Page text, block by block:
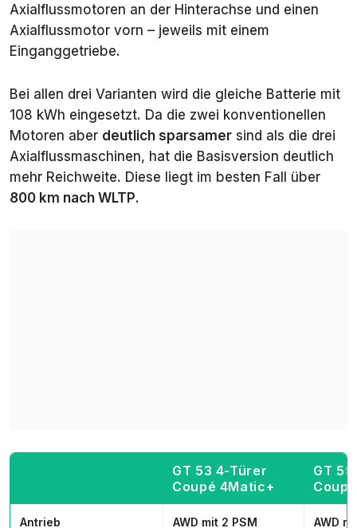
Axialflussmotoren an der Hinterachse und einen
Axialflussmotor vorn – jeweils mit einem
Einganggetriebe.
Bei allen drei Varianten wird die gleiche Batterie mit
108 kWh eingesetzt. Da die zwei konventionellen
Motoren aber deutlich sparsamer sind als die drei
Axialflussmaschinen, hat die Basisversion deutlich
mehr Reichweite. Diese liegt im besten Fall über
800 km nach WLTP.
GT 53 4-Türer
Coupé 4Matic+
GT
Antrieb AWD mit 2 PSM AWD